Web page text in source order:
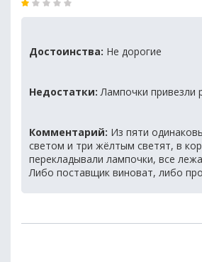
Достоинства: Не дорогие
Недостатки: Лампочки привезли
Комментарий: Из пяти
светом и три жёлтым светят, в
перекладывали лампочки, все
Либо поставщик виноват, либо